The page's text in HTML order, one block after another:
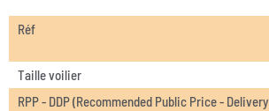
Réf
Taille voilier
RPP - DDP (Recommended Public Price - Delivery